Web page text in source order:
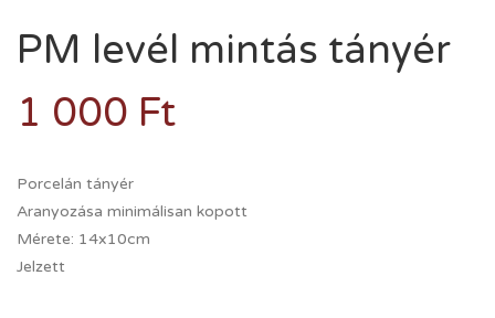
PM levél mintás tányér
1 000 Ft
Porcelán tányér
Aranyozása minimálisan kopott
Mérete: 14x10cm
Jelzett